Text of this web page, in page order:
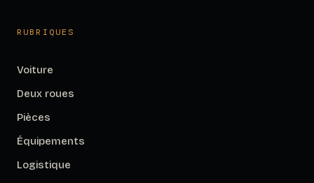
RUBRIQUES
Voiture
Deux roues
Pièces
Équipements
Logistique